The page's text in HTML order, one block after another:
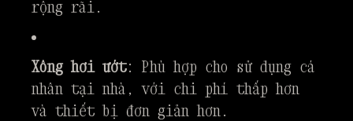
rộng rãi.
Xông hơi ướt: Phù hợp cho sử dụng cá
nhân tại nhà, với chi phí thấp hơn
và thiết bị đơn giản hơn.